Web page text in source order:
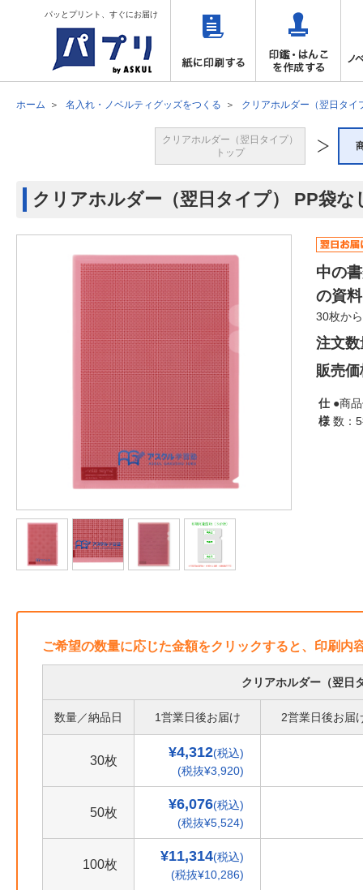
パッとプリント、すぐにお届け
ホーム 名入れ・ノベルティグッズをつくる クリアホルダー（翌日タイ
クリアホルダー（翌日タイプ）
トップ
クリアホルダー（翌日タイプ） PP袋
中の
の資
30枚か
注文数
販売価
仕
様
●商
数：
ご希望の数量に応じた金額をクリックすると、印刷内
クリアホルダー（翌日
数量／納品日 1営業日後お届け 2営業日後お届
30枚
¥4,312(税込)
(税抜¥3,920)
50枚
¥6,076(税込)
(税抜¥5,524)
100枚
¥11,314(税込)
(税抜¥10,286)